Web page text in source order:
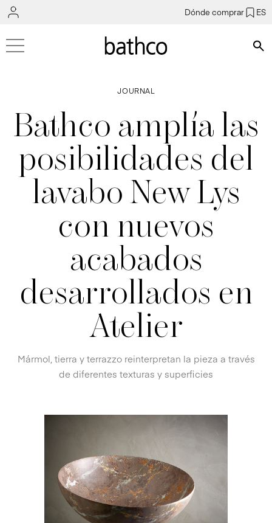
Dónde comprar ES
JOURNAL
Bathco amplía las
posibilidades del
lavabo New Lys
con nuevos
acabados
desarrollados en
Atelier
Mármol, tierra y terrazzo reinterpretan la pieza a través
de diferentes texturas y superficies